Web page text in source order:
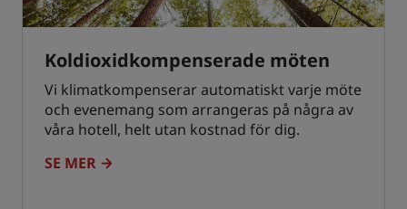
Koldioxidkompenserade möten
Vi klimatkompenserar automatiskt varje möte
och evenemang som arrangeras på några av
våra hotell, helt utan kostnad för dig.
SE MER